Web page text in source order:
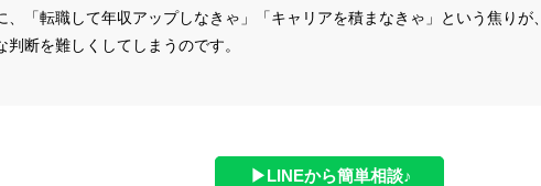
、「転職して年収アップしなきゃ」「キャリアを積まなきゃ」という焦りが、
判断を難しくしてしまうのです。
▶LINEから簡単相談♪